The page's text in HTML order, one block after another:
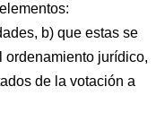
b) que estas se
ordenamiento jurídico,
de la votación a